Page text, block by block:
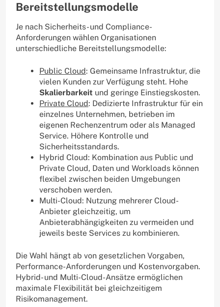
Bereitstellungsmodelle
Je nach Sicherheits- und Compliance-
Anforderungen wählen Organisationen
unterschiedliche Bereitstellungsmodelle:
Public Cloud: Gemeinsame Infrastruktur, die
vielen Kunden zur Verfügung steht. Hohe
Skalierbarkeit und geringe Einstiegskosten.
Private Cloud: Dedizierte Infrastruktur für ein
einzelnes Unternehmen, betrieben im
eigenen Rechenzentrum oder als Managed
Service. Höhere Kontrolle und
Sicherheitsstandards.
Hybrid Cloud: Kombination aus Public und
Private Cloud, Daten und Workloads können
flexibel zwischen beiden Umgebungen
verschoben werden.
Multi-Cloud: Nutzung mehrerer Cloud-
Anbieter gleichzeitig, um
Anbieterabhängigkeiten zu vermeiden und
jeweils beste Services zu kombinieren.
Die Wahl hängt ab von gesetzlichen Vorgaben,
Performance-Anforderungen und Kostenvorgaben.
Hybrid- und Multi-Cloud-Ansätze ermöglichen
maximale Flexibilität bei gleichzeitigem
Risikomanagement.